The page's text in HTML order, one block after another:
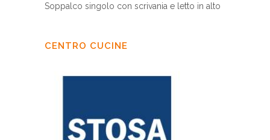
Soppalco singolo con scrivania e letto in alto
CENTRO CUCINE